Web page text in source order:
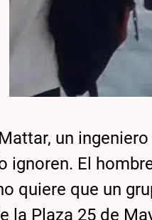
un
ignoren. El
quiere que un
la Plaza 25 de